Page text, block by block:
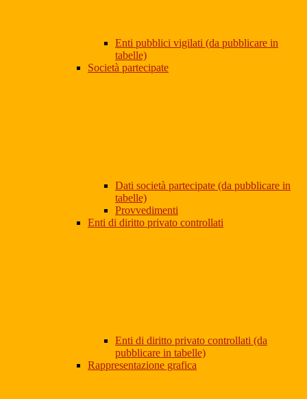
Enti pubblici vigilati (da pubblicare in
tabelle)
Società partecipate
Dati società partecipate (da pubblicare in
tabelle)
Provvedimenti
Enti di diritto privato controllati
Enti di diritto privato controllati (da
pubblicare in tabelle)
Rappresentazione grafica